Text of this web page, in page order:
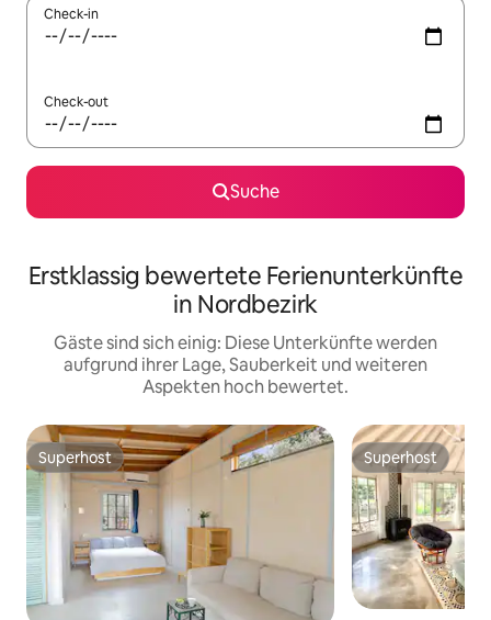
Check-in
Check-out
Suche
Erstklassig bewertete Ferienunterkünfte
in Nordbezirk
Gäste sind sich einig: Diese Unterkünfte werden
aufgrund ihrer Lage, Sauberkeit und weiteren
Aspekten hoch bewertet.
Superhost
Superhost Superhost
Superhost